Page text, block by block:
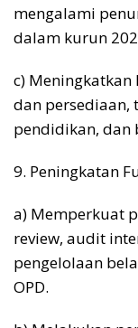
mengalami
dalam kurun
c) Meningkatkan
dan persediaan,
pendidikan, dan
9. Peningkatan
a) Memperkuat
review, audit
pengelolaan
OPD.